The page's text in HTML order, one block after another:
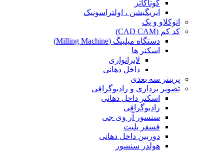
گوتاکاتر
ایریگیشن ، اولتراسونیک
اتوکلاو و پک
کد کم (CAD CAM)
دستگاه میلینگ (Milling Machine)
اسکنر ها
لابراتواری
داخل دهانی
پرینتر سه بعدی
تصویر برداری و رادیوگرافی
اسکنر داخل دهانی
رادیوگرافی
سنسور آر وی جی
فسفر پلیت
دوربین داخل دهانی
هولدر سنسور